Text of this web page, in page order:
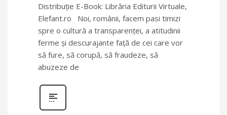
Distribuție E-Book: Librăria Editurii Virtuale,
Elefant.ro Noi, românii, facem pasi timizi
spre o cultură a transparenţei, a atitudinii
ferme şi descurajante faţă de cei care vor
să fure, să corupă, să fraudeze, să
abuzeze de